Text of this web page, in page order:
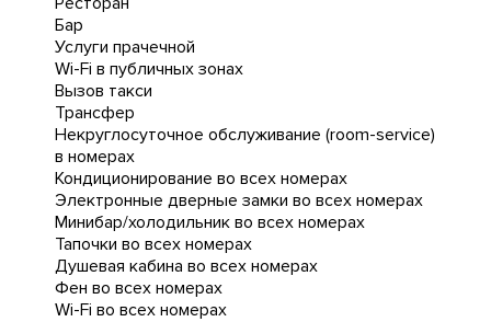
Бар
Услуги прачечной
Wi-Fi в публичных зонах
Вызов такси
Трансфер
Некруглосуточное обслуживание (room-service)
в номерах
Кондиционирование во всех номерах
Электронные дверные замки во всех номерах
Минибар/холодильник во всех номерах
Тапочки во всех номерах
Душевая кабина во всех номерах
Фен во всех номерах
Wi-Fi во всех номерах